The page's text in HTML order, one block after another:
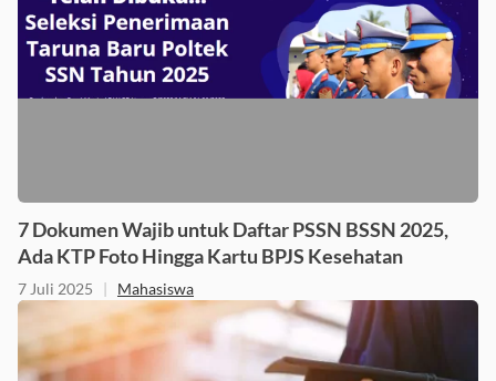
7 Dokumen Wajib untuk Daftar PSSN BSSN 2025,
Ada KTP Foto Hingga Kartu BPJS Kesehatan
7 Juli 2025 | Mahasiswa